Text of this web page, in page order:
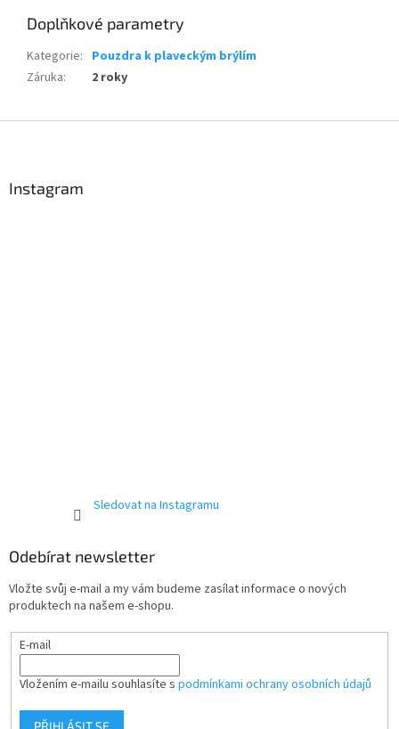
Doplňkové parametry
Kategorie: Pouzdra k plaveckým brýlím
Záruka: 2 roky
Instagram
Sledovat na Instagramu
Odebírat newsletter
Vložte svůj e-mail a my vám budeme zasílat informace o nových
produktech na našem e-shopu.
E-mail
Vložením e-mailu souhlasíte s podmínkami ochrany osobních údajů
PŘIHLÁSIT SE